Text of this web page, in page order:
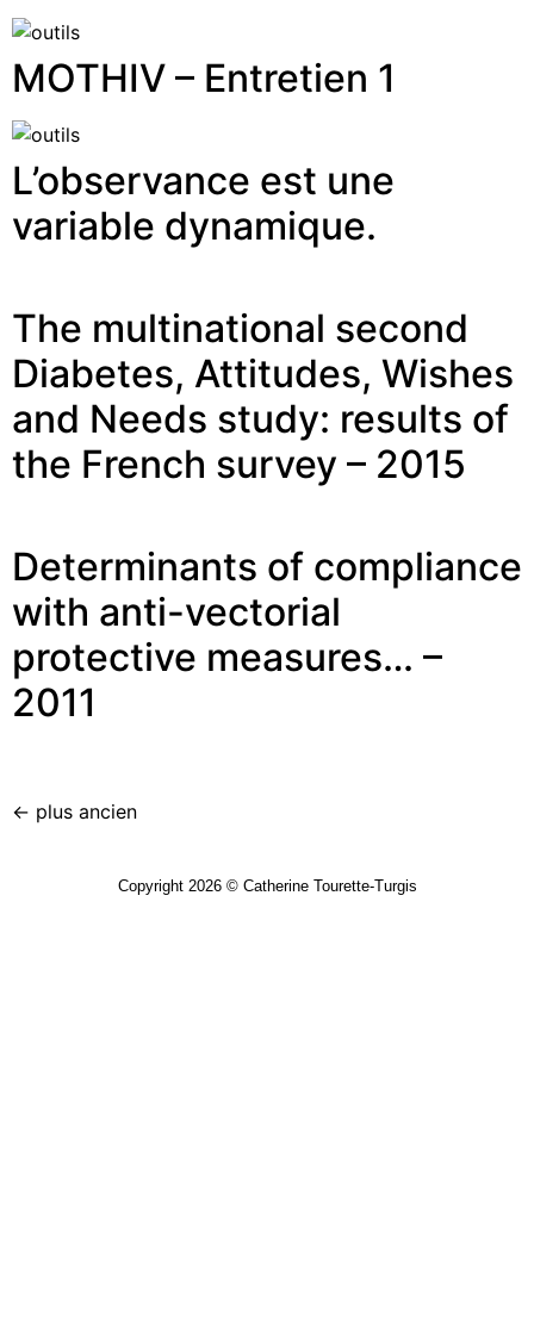
MOTHIV – Entretien 1
L’observance est une
variable dynamique.
The multinational second
Diabetes, Attitudes, Wishes
and Needs study: results of
the French survey – 2015
Determinants of compliance
with anti-vectorial
protective measures… –
2011
← plus ancien
Copyright 2026 © Catherine Tourette-Turgis